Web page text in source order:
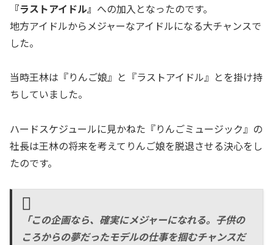
『ラストアイドル』 への加入となったのです。
地方アイドルからメジャーなアイドルになる大チャンスで
した。
当時王林は『りんご娘』と『ラストアイドル』とを掛け持
ちしていました。
ハードスケジュールに見かねた『りんごミュージック』の
社長は王林の将来を考えてりんご娘を脱退させる決心をし
たのです。
「この企画なら、確実にメジャーになれる。子供の
ころからの夢だったモデルの仕事を掴むチャンスだ